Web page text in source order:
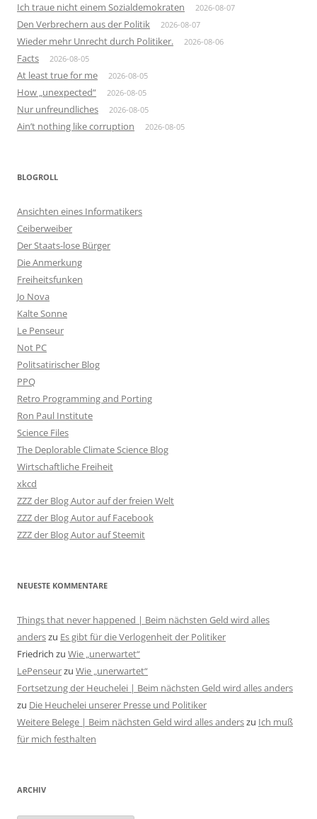
Ich traue nicht einem Sozialdemokraten 2026-08-07
Den Verbrechern aus der Politik 2026-08-07
Wieder mehr Unrecht durch Politiker. 2026-08-06
Facts 2026-08-05
At least true for me 2026-08-05
How „unexpected“ 2026-08-05
Nur unfreundliches 2026-08-05
Ain’t nothing like corruption 2026-08-05
BLOGROLL
Ansichten eines Informatikers
Ceiberweiber
Der Staats-lose Bürger
Die Anmerkung
Freiheitsfunken
Jo Nova
Kalte Sonne
Le Penseur
Not PC
Politsatirischer Blog
PPQ
Retro Programming and Porting
Ron Paul Institute
Science Files
The Deplorable Climate Science Blog
Wirtschaftliche Freiheit
xkcd
ZZZ der Blog Autor auf der freien Welt
ZZZ der Blog Autor auf Facebook
ZZZ der Blog Autor auf Steemit
NEUESTE KOMMENTARE
Things that never happened | Beim nächsten Geld wird alles
anderszu Es gibt für die Verlogenheit der Politiker
Friedrich zu Wie „unerwartet“
LePenseurzu Wie „unerwartet“
Fortsetzung der Heuchelei | Beim nächsten Geld wird alles anders
zu Die Heuchelei unserer Presse und Politiker
Weitere Belege | Beim nächsten Geld wird alles anderszu Ich muß
für mich festhalten
ARCHIV